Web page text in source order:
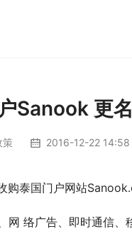
Sanook 更
策 2016-12-22 14:58
泰国门户网站
络广告、即时通信